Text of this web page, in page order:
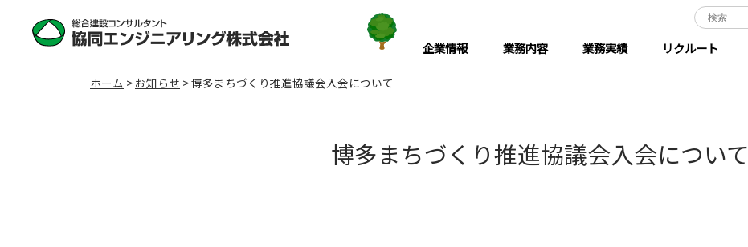
企業情報 業務内容 業務実績 リクルート
ホーム > お知らせ >博多まちづくり推進協議会入会について
博多まちづくり推進協議会入会について